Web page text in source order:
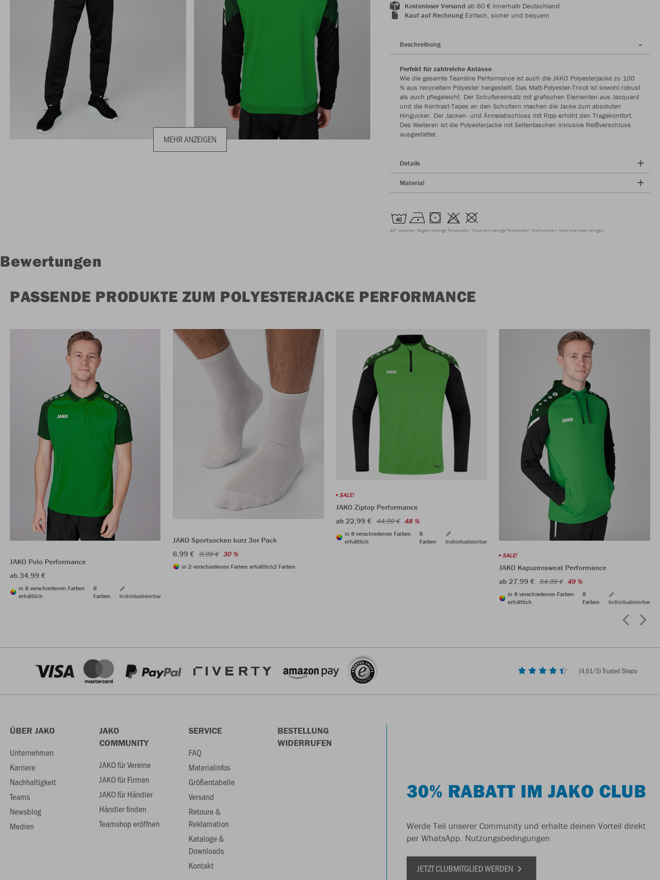
MEHR ANZEIGEN
Kostenloser Versand ab 60 € innerhalb Deutschland
Kauf auf RechnungEinfach, sicher und bequem
Beschreibung
Perfekt für zahlreiche Anlässe
Wie die gesamte Teamline Performance ist auch die JAKO Polyesterjacke zu 100
% aus recyceltem Polyester hergestellt. Das Matt-Polyester-Tricot ist sowohl robust
als auch pflegeleicht. Der Schultereinsatz mit grafischen Elementen aus Jacquard
und die Kontrast-Tapes an den Schultern machen die Jacke zum absoluten
Hingucker. Der Jacken- und Ärmelabschluss mit Ripp erhöht den Tragekomfort.
Des Weiteren ist die Polyesterjacke mit Seitentaschen inklusive Reißverschluss
ausgestattet.
Details
Material
40° waschen Bügeln niedrige Temperatur Trocknen niedrige Temperatur Nicht chloren Nicht chemisch reinigen
Bewertungen
PASSENDE PRODUKTE ZUM POLYESTERJACKE PERFORMANCE
JAKO Polo Performance
ab 34,99 €
in 8 verschiedenen Farben
erhältlich
8
Farben
Individualisierbar
JAKO Sportsocken kurz 3er Pack
6,99 € 9,99 € 30 %
in 2 verschiedenen Farben erhältlich2 Farben
SALE!
JAKO Ziptop Performance
ab 22,99 € 44,99 € 48 %
in 8 verschiedenen Farben
erhältlich
8
Farben
Individualisierbar
SALE!
JAKO Kapuzensweat Performance
ab 27,99 € 54,99 € 49 %
in 8 verschiedenen Farben
erhältlich
8
Farben
Individualisierbar
(4,61/5) Trusted Shops
ÜBER JAKO
Unternehmen
Karriere
Nachhaltigkeit
Teams
Newsblog
Medien
JAKO
COMMUNITY
JAKO für Vereine
JAKO für Firmen
JAKO für Händler
Händler finden
Teamshop eröffnen
SERVICE
FAQ
Materialinfos
Größentabelle
Versand
Retoure &
Reklamation
Kataloge &
Downloads
Kontakt
BESTELLUNG
WIDERRUFEN
30% RABATT IM JAKO CLUB
Werde Teil unserer Community und erhalte deinen Vorteil direkt
per WhatsApp. Nutzungsbedingungen
JETZT CLUBMITGLIED WERDEN